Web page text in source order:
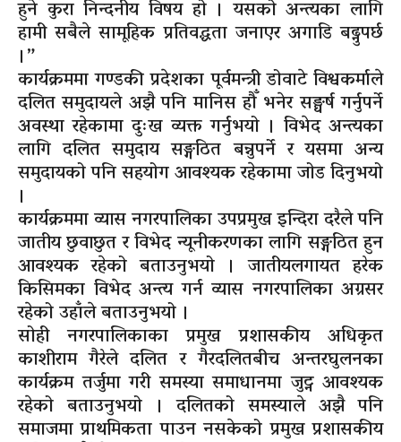
हुने कुरा निन्दनीय विषय हो । यसको अन्त्यका लागि
हामी सबैले सामूहिक प्रतिवद्धता जनाएर अगाडि बढ्नुपर्छ
।”
कार्यक्रममा गण्डकी प्रदेशका पूर्वमन्त्री डोवाटे विश्वकर्माले
दलित समुदायले अझै पनि मानिस हौँ भनेर सङ्घर्ष गर्नुपर्ने
अवस्था रहेकामा दुःख व्यक्त गर्नुभयो । विभेद अन्त्यका
लागि दलित समुदाय सङ्गठित बन्नुपर्ने र यसमा अन्य
समुदायको पनि सहयोग आवश्यक रहेकामा जोड दिनुभयो
।
कार्यक्रममा व्यास नगरपालिका उपप्रमुख इन्दिरा दरैले पनि
जातीय छुवाछुत र विभेद न्यूनीकरणका लागि सङ्गठित हुन
आवश्यक रहेको बताउनुभयो । जातीयलगायत हरेक
किसिमका विभेद अन्त्य गर्न व्यास नगरपालिका अग्रसर
रहेको उहाँले बताउनुभयो ।
सोही नगरपालिकाका प्रमुख प्रशासकीय अधिकृत
काशीराम गैरेले दलित र गैरदलितबीच अन्तरघुलनका
कार्यक्रम तर्जुमा गरी समस्या समाधानमा जुट्न आवश्यक
रहेको बताउनुभयो । दलितको समस्याले अझै पनि
समाजमा प्राथमिकता पाउन नसकेको प्रमुख प्रशासकीय